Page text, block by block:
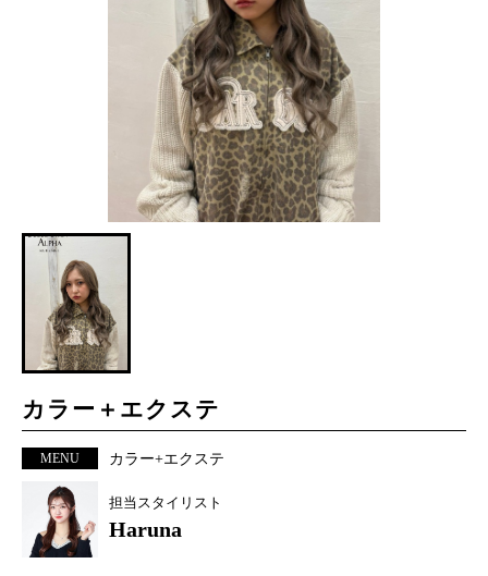
カラー＋エクステ
MENU カラー+エクステ
担当スタイリスト
Haruna